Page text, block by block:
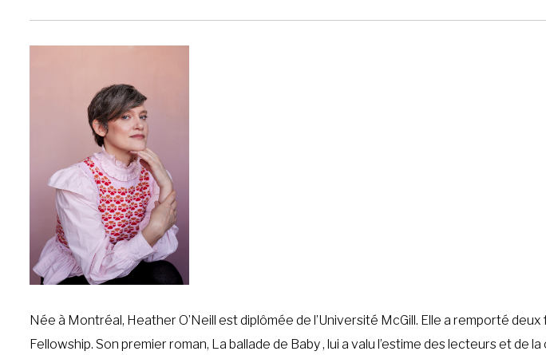
Née à Montréal, Heather O’Neill est diplômée de l’Université McGill. Elle a remporté
Fellowship. Son premier roman, La ballade de Baby , lui a valu l’estime des lecteurs et